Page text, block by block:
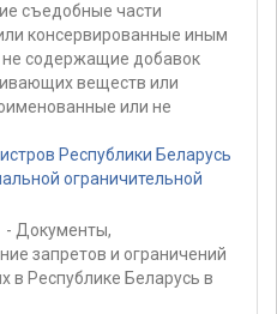
съедобные части
консервированные иным
содержащие добавок
веществ или
или не
Республики Беларусь
ограничительной
- Документы,
запретов и ограничений
в Республике Беларусь в